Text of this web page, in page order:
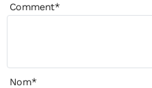
Comment*
Nom*